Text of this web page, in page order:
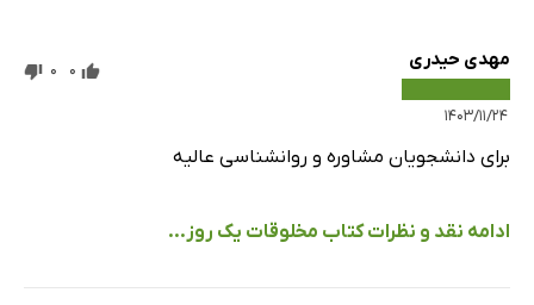
مهدی حیدری
۱۴۰۳/۱۱/۲۴
0
0
برای دانشجویان مشاوره و روانشناسی عالیه
ادامه نقد و نظرات کتاب مخلوقات یک روز...